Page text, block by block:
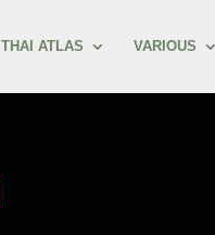
THAI ATLAS VARIOUS